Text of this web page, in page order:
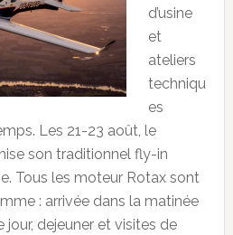
d’usine
et
ateliers
techniqu
es
Les 21-23 août, le
son traditionnel fly-in
Tous les moteur Rotax sont
: arrivée dans la matinée
dejeuner et visites de